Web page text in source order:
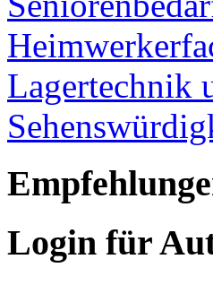
Lagertechnik
Login für